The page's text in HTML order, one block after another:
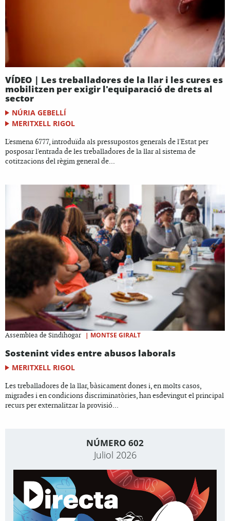
VÍDEO | Les treballadores de la llar i les cures es
mobilitzen per exigir l'equiparació de drets al
sector
NÚRIA GEBELLÍ
MERITXELL RIGOL
L'esmena 6777, introduïda als pressupostos generals de l'Estat per
posposar l'entrada de les treballadores de la llar al sistema de
cotitzacions del règim general de...
Assemblea de Sindihogar | MONTSE GIRALT
Sostenint vides entre abusos laborals
MERITXELL RIGOL
Les treballadores de la llar, bàsicament dones i, en molts casos,
migrades i en condicions discriminatòries, han esdevingut el principal
recurs per externalitzar la provisió...
NÚMERO 602
Juliol 2026